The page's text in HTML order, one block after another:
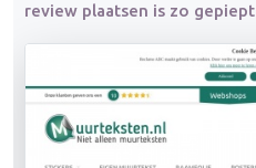
review plaatsen is zo